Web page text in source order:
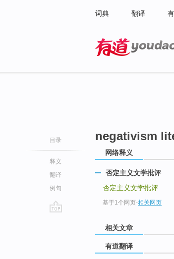
词典 翻译
目录
释义
翻译
例句
negativism
网络释义
否定主义文学批评
否定主义文学批评
基于1个网页-相关网页
相关文章
有道翻译